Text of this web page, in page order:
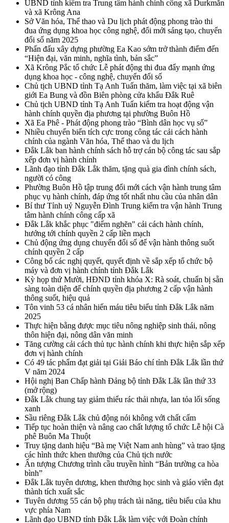
UBND tỉnh kiểm tra Trung tâm hành chính công xã Durkmăn
và xã Krông Ana
Sở Văn hóa, Thể thao và Du lịch phát động phong trào thi
đua ứng dụng khoa học công nghệ, đổi mới sáng tạo, chuyển
đổi số năm 2025
Phấn đấu xây dựng phường Ea Kao sớm trở thành điểm đến
“Hiện đại, văn minh, nghĩa tình, bản sắc”
Xã Krông Pắc tổ chức Lễ phát động thi đua đẩy mạnh ứng
dụng khoa học - công nghệ, chuyển đổi số
Chủ tịch UBND tỉnh Tạ Anh Tuấn thăm, làm việc tại xã biên
giới Ea Bung và đồn Biên phòng cửa khẩu Đắk Ruê
Chủ tịch UBND tỉnh Tạ Anh Tuấn kiểm tra hoạt động vận
hành chính quyền địa phương tại phường Buôn Hồ
Xã Ea Phê - Phát động phong trào “Bình dân học vụ số”
Nhiều chuyển biến tích cực trong công tác cải cách hành
chính của ngành Văn hóa, Thể thao và du lịch
Đắk Lắk ban hành chính sách hỗ trợ cán bộ công tác sau sắp
xếp đơn vị hành chính
Lãnh đạo tỉnh Đắk Lắk thăm, tặng quà gia đình chính sách,
người có công
Phường Buôn Hồ tập trung đổi mới cách vận hành trung tâm
phục vụ hành chính, đáp ứng tốt nhất nhu cầu của nhân dân
Bí thư Tỉnh uỷ Nguyễn Đình Trung kiểm tra vận hành Trung
tâm hành chính công cấp xã
Đắk Lắk khắc phục "điểm nghẽn" cải cách hành chính,
hướng tới chính quyền 2 cấp liền mạch
Chủ động ứng dụng chuyển đổi số để vận hành thông suốt
chính quyền 2 cấp
Công bố các nghị quyết, quyết định về sắp xếp tổ chức bộ
máy và đơn vị hành chính tỉnh Đắk Lắk
Kỳ họp thứ Mười, HĐND tỉnh khóa X: Rà soát, chuẩn bị sẵn
sàng toàn diện để chính quyền địa phương 2 cấp vận hành
thông suốt, hiệu quả
Tôn vinh 53 cá nhân hiến máu tiêu biểu tỉnh Đắk Lắk năm
2025
Thực hiện bằng được mục tiêu nông nghiệp sinh thái, nông
thôn hiện đại, nông dân văn minh
Tăng cường cải cách thủ tục hành chính khi thực hiện sắp xếp
đơn vị hành chính
Có 49 tác phẩm đạt giải tại Giải Báo chí tỉnh Đắk Lắk lần thứ
V năm 2024
Hội nghị Ban Chấp hành Đảng bộ tỉnh Đắk Lắk lần thứ 33
(mở rộng)
Đắk Lắk chung tay giảm thiểu rác thải nhựa, lan tỏa lối sống
xanh
Sầu riêng Đắk Lắk chủ động nói không với chất cấm
Tiếp tục hoàn thiện và nâng cao chất lượng tổ chức Lễ hội Cà
phê Buôn Ma Thuột
Truy tặng danh hiệu “Bà mẹ Việt Nam anh hùng” và trao tặng
các hình thức khen thưởng của Chủ tịch nước
Ấn tượng Chương trình cầu truyền hình “Bản trường ca hòa
bình”
Đắk Lắk tuyên dương, khen thưởng học sinh và giáo viên đạt
thành tích xuất sắc
Tuyên dương 55 cán bộ phụ trách tài năng, tiêu biểu của khu
vực phía Nam
Lãnh đạo UBND tỉnh Đắk Lắk làm việc với Đoàn chính